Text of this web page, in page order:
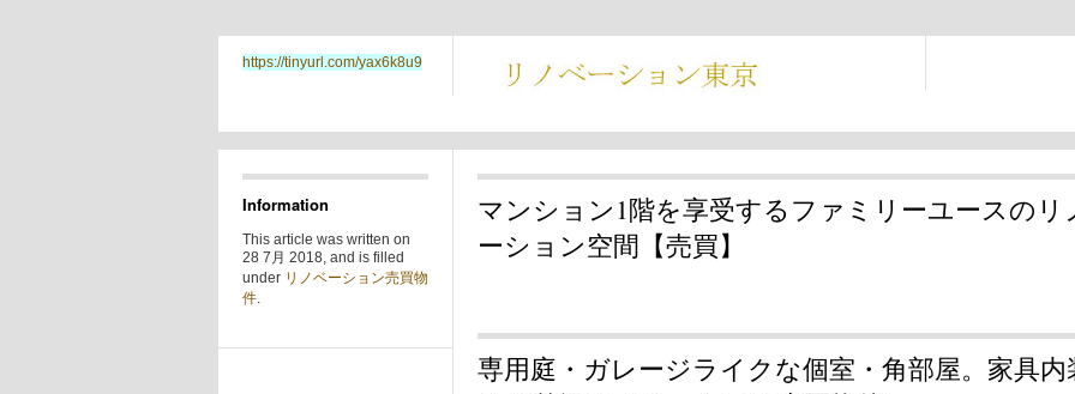
https://tinyurl.com/yax6k8u9
Information
This article was written on
28 7月 2018, and is filled
under リノベーション売買物
件.
マンション1階を享受するファミリーユースのリ
ーション空間【売買】
専用庭・ガレージライクな個室・角部屋。家具内